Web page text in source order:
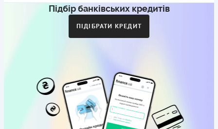
Акція: «Кешбек за друга»
Коли друг реєструється та отримує перший кредит
Бронзовий призер FinAwards 2026 «Найкраща програма
лояльності»
Перший займ
вiд 0,01%/день до 30 000 ₴
Підбір банківських кредитів
ПІДІБРАТИ КРЕДИТ